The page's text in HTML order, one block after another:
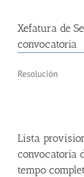
Xefatura de
convocatoria
Resolución
Lista
convocatoria
tempo